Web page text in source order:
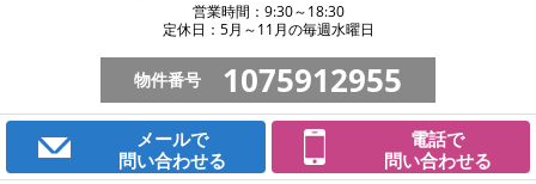
営業時間：9:30～18:30
定休日：5月～11月の毎週水曜日
物件番号 1075912955
メールで
問い合わせる
電話で
問い合わせる